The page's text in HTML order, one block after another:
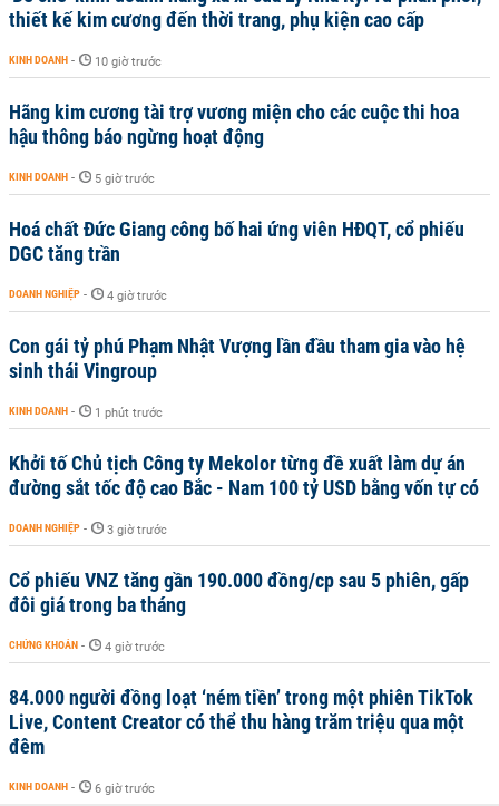
thiết kế kim cương đến thời trang, phụ kiện cao cấp
KINH DOANH - 10 giờ trước
Hãng kim cương tài trợ vương miện cho các cuộc thi hoa
hậu thông báo ngừng hoạt động
KINH DOANH - 5 giờ trước
Hoá chất Đức Giang công bố hai ứng viên HĐQT, cổ phiếu
DGC tăng trần
DOANH NGHIỆP - 4 giờ trước
Con gái tỷ phú Phạm Nhật Vượng lần đầu tham gia vào hệ
sinh thái Vingroup
KINH DOANH - 1 phút trước
Khởi tố Chủ tịch Công ty Mekolor từng đề xuất làm dự án
đường sắt tốc độ cao Bắc - Nam 100 tỷ USD bằng vốn tự có
DOANH NGHIỆP - 3 giờ trước
Cổ phiếu VNZ tăng gần 190.000 đồng/cp sau 5 phiên, gấp
đôi giá trong ba tháng
CHỨNG KHOÁN - 4 giờ trước
84.000 người đồng loạt ‘ném tiền’ trong một phiên TikTok
Live, Content Creator có thể thu hàng trăm triệu qua một
đêm
KINH DOANH - 6 giờ trước